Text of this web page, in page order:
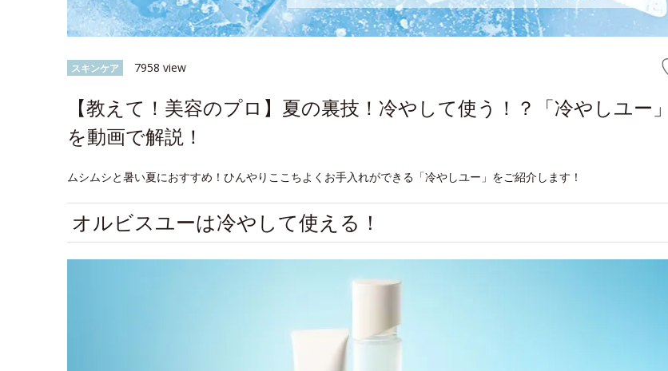
スキンケア 7958 view
【教えて！美容のプロ】夏の裏技！冷やして使う！？「冷やしユー」
を動画で解説！
ムシムシと暑い夏におすすめ！ひんやりここちよくお手入れができる「冷やしユー」をご紹介します！
オルビスユーは冷やして使える！